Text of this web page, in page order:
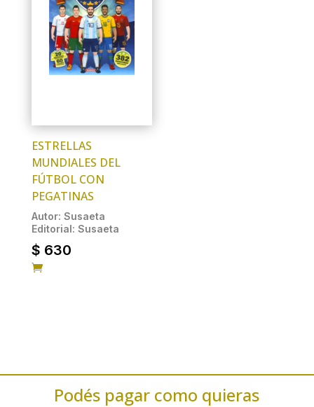
ESTRELLAS
MUNDIALES DEL
FÚTBOL CON
PEGATINAS
Autor: Susaeta
Editorial: Susaeta
$ 630

Podés pagar como quieras